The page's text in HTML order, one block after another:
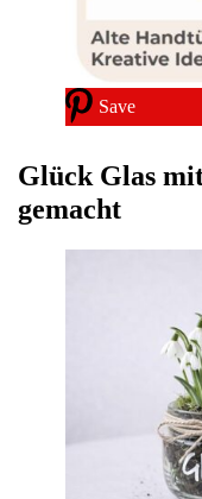
Save
Glück Glas
gemacht